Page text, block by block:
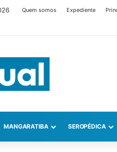
Quem somos Expediente
MANGARATIBA SEROPÉDICA